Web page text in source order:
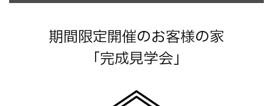
期間限定開催のお客様の家
「完成見学会」